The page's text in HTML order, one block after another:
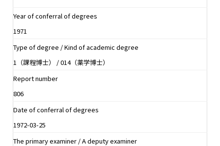
Year of conferral of degrees
1971
Type of degree / Kind of academic degree
1（課程博士） / 014（薬学博士）
Report number
806
Date of conferral of degrees
1972-03-25
The primary examiner / A deputy examiner